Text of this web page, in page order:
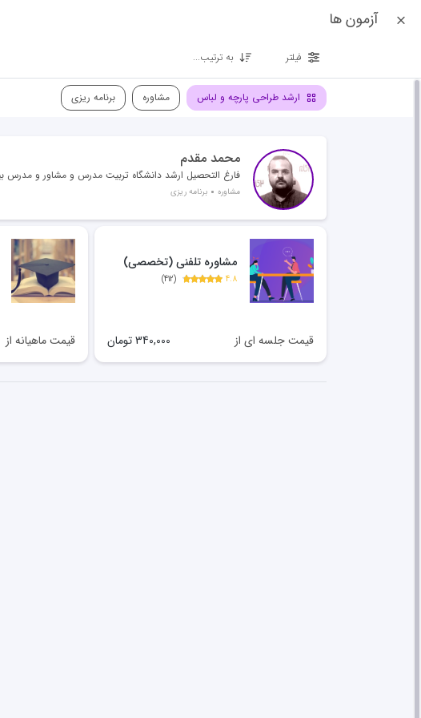
آزمون ها
فیلتر به ترتیب...
ارشد طراحی پارچه و لباس مشاوره برنامه ریزی
محمد مقدم
فارغ التحصیل ارشد دانشگاه تربیت مدرس و مشاور و مدرس بیش از 20 رتبه تک رقمی و بیش از 500
مشاوره برنامه ریزی
مشاوره تلفنی (تخصصی)
4.8
(
412
)
قیمت جلسه ای از 340,000تومان قیمت ماهیانه از